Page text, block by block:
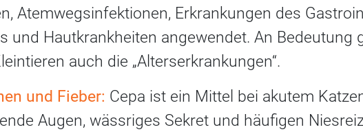
Atemwegsinfektionen, Erkrankungen des
und Hautkrankheiten angewendet. An Bedeutung
auch die „Alterserkrankungen“.
und Fieber: Cepa ist ein Mittel bei akutem
Augen, wässriges Sekret und häufigen